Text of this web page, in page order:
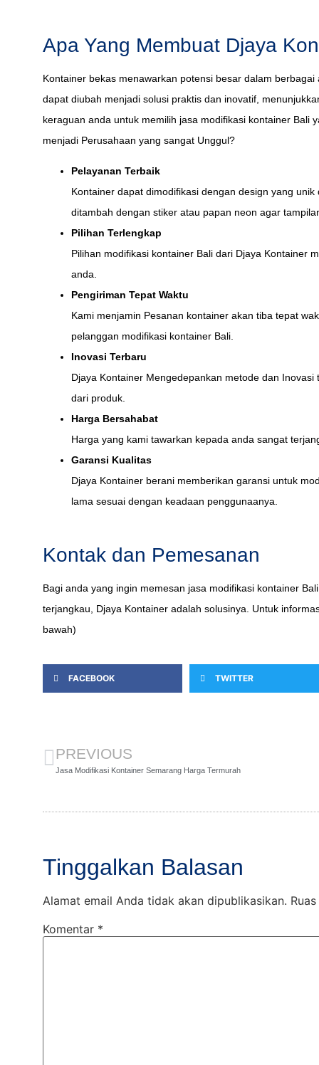
Apa Yang Membuat Djaya
Kontainer bekas menawarkan potensi besar dalam
dapat diubah menjadi solusi praktis dan inovatif,
keraguan anda untuk memilih jasa modifikasi kontainer Bali
menjadi Perusahaan yang sangat Unggul?
Pelayanan Terbaik
Kontainer dapat dimodifikasi dengan design yang
ditambah dengan stiker atau papan neon agar
Pilihan Terlengkap
Pilihan modifikasi kontainer Bali dari Djaya Kontainer
anda.
Pengiriman Tepat Waktu
Kami menjamin Pesanan kontainer akan tiba tepat
pelanggan modifikasi kontainer Bali.
Inovasi Terbaru
Djaya Kontainer Mengedepankan metode dan
dari produk.
Harga Bersahabat
Harga yang kami tawarkan kepada anda sangat
Garansi Kualitas
Djaya Kontainer berani memberikan garansi untuk
lama sesuai dengan keadaan penggunaanya.
Kontak dan Pemesanan
Bagi anda yang ingin memesan jasa modifikasi kontainer
terjangkau, Djaya Kontainer adalah solusinya. Untuk
bawah)
FACEBOOK TWITTER
PREVIOUS
Jasa Modifikasi Kontainer Semarang Harga Termurah
Tinggalkan Balasan
Alamat email Anda tidak akan dipublikasikan.
Komentar *